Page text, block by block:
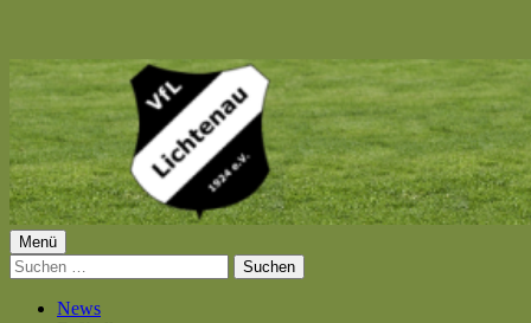
Springe
zum
Inhalt
VfL Lichtenau 1924 e.V.
Primäres
Menü
Menü
Suchen
nach:
News